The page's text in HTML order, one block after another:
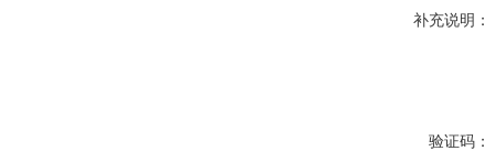
补充说明：
验证码：